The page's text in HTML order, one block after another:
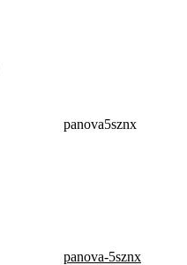
panova5sznx
panova-5sznx